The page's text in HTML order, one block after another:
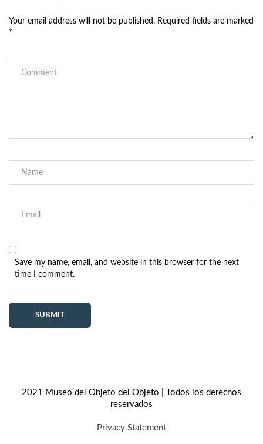
Your email address will not be published. Required fields are marked
*
Save my name, email, and website in this browser for the next
time I comment.
2021 Museo del Objeto del Objeto | Todos los derechos
reservados
Privacy Statement